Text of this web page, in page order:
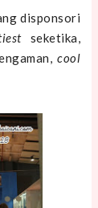
disponsori
seketika,
cool